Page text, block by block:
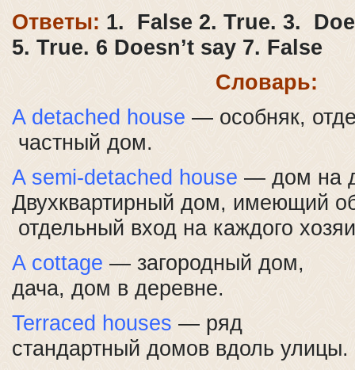
Ответы: 1. False 2. True. 3.
5. True. 6 Doesn’t say 7. False
Словарь:
A detached house — особняк,
частный дом.
A semi-detached house — дом на
Двухквартирный дом, имеющий
отдельный вход на каждого
A cottage — загородный дом,
дача, дом в деревне.
Terraced houses — ряд
стандартный домов вдоль улицы.